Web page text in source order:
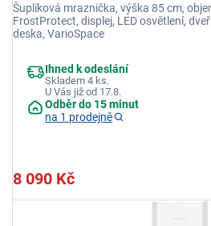
Šuplíková mraznička, výška 85 cm,
FrostProtect, displej, LED osvětlení,
deska, VarioSpace
Ihned k odeslání
Skladem 4 ks.
U Vás již od 17.8.
Odběr do 15 minut
na 1 prodejně
8 090 Kč